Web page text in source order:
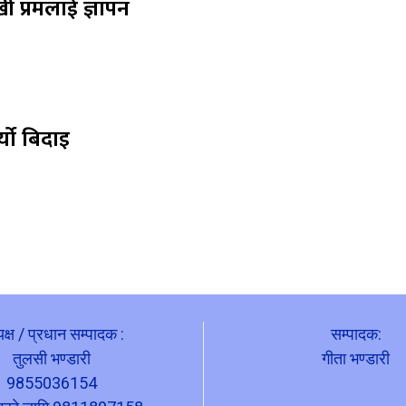
प्रमलाई ज्ञापन
बिदाइ
/ प्रधान सम्पादक :
तुलसी भण्डारी
9855036154
सम्पादक:
गीता भण्डारी